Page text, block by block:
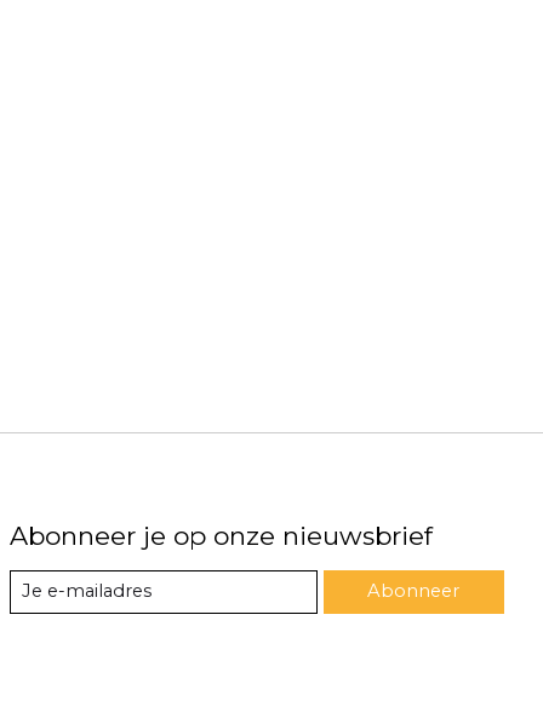
Abonneer je op onze nieuwsbrief
Abonneer